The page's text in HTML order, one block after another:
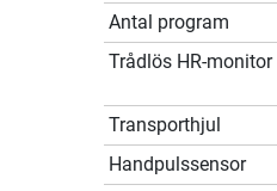
Antal program
Trådlös HR-monitor
Transporthjul
Handpulssensor